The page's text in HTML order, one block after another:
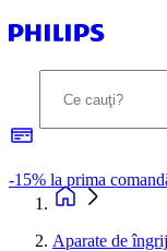
-15% la prima
Aparate de